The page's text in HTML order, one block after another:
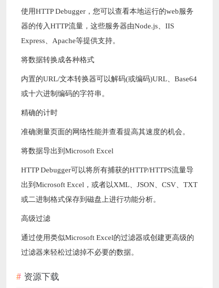
使用HTTP Debugger，您可以查看本地运行的web服务
器的传入HTTP流量，这些服务器由Node.js、IIS
Express、Apache等提供支持。
将数据转换成各种格式
内置的URL/文本转换器可以解码(或编码)URL、Base64
或十六进制编码的字符串。
精确的计时
准确测量页面的网络性能并查看提高其速度的机会。
将数据导出到Microsoft Excel
HTTP Debugger可以将所有捕获的HTTP/HTTPS流量导
出到Microsoft Excel，或者以XML、JSON、CSV、TXT
或二进制格式保存到磁盘上进行功能分析。
高级过滤
通过使用类似Microsoft Excel的过滤器或创建更高级的
过滤器来轻松过滤掉不必要的数据。
资源下载